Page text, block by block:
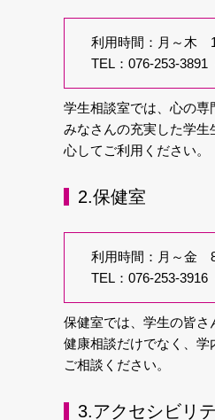
利用時間：月～木
TEL：076-253-
学生相談室では、心の専
みなさんの充実した学
心してご利用ください。
2.保健室
利用時間：月～金
TEL：076-253-3916
保健室では、学生の皆さ
健康相談だけでなく、
ご相談ください。
3.アクセシビリ